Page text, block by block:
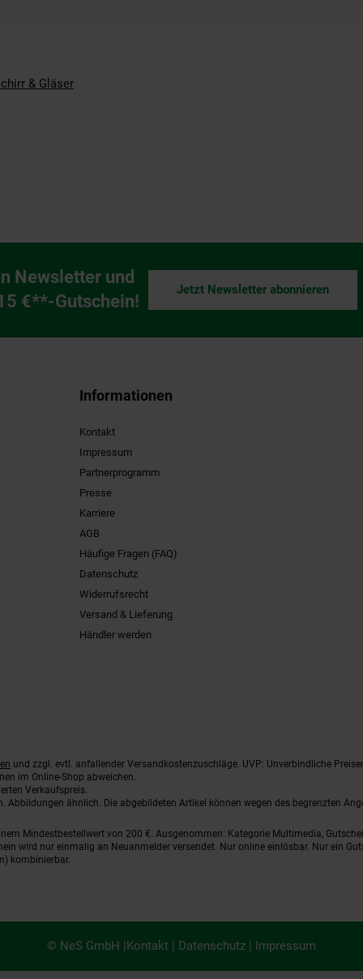
& Gläser
Newsletter und
€**-Gutschein!
Jetzt Newsletter abonnieren
Informationen
Kontakt
Impressum
Partnerprogramm
Presse
Karriere
AGB
Häufige Fragen (FAQ)
Datenschutz
Widerrufsrecht
Versand & Lieferung
Händler werden
und zzgl. evtl. anfallender Versandkostenzuschläge. UVP: Unverbindliche
im Online-Shop abweichen.
Verkaufspreis.
ähnlich. Die abgebildeten Artikel können wegen des begrenzten
Mindestbestellwert von 200 €. Ausgenommen: Kategorie Multimedia,
wird nur einmalig an Neuanmelder versendet. Nur online einlösbar. Nur ein
kombinierbar.
© NeS GmbH |Kontakt | Datenschutz | Impressum